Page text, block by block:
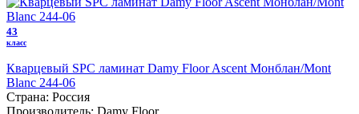
43
класс
Кварцевый SPC ламинат Damy Floor Ascent Монблан/Mont
Blanc 244-06
Страна: Россия
Производитель: Damy Floor